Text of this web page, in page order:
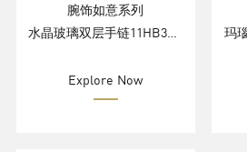
腕饰如意系列
Explore Now
玛